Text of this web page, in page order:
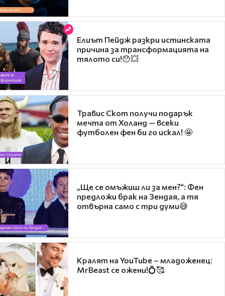
Елиът Пейдж разкри истинската
причина за трансформацията на
тялото си!😯💥
Травис Скот получи подарък
мечта от Холанд — всеки
футболен фен би го искал! 🤩
„Ще се омъжиш ли за мен?“: Фен
предложи брак на Зендая, а тя
отвърна само с три думи😅
Кралят на YouTube – младоженец:
MrBeast се ожени!💍🥰